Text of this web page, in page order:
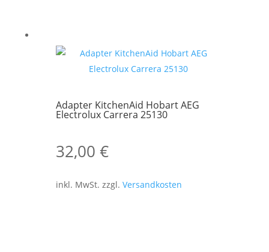
Adapter KitchenAid Hobart AEG
Electrolux Carrera 25130
32,00€
inkl. MwSt. zzgl.Versandkosten